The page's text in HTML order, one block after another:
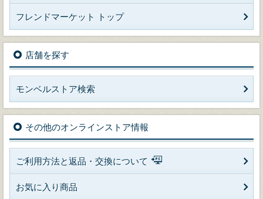
フレンドマーケット トップ
店舗を探す
モンベルストア検索
その他のオンラインストア情報
ご利用方法と返品・交換について
お気に入り商品